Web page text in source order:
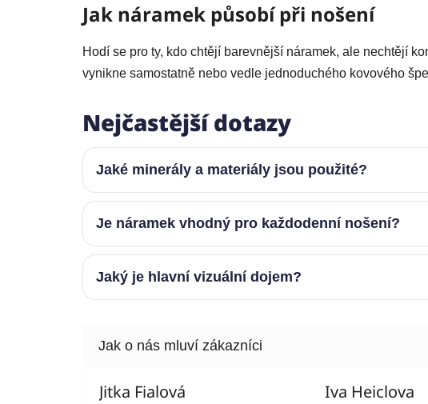
Jak náramek působí při nošení
Hodí se pro ty, kdo chtějí barevnější náramek, ale nechtějí
vynikne samostatně nebo vedle jednoduchého kovového
Nejčastější dotazy
Jaké minerály a materiály jsou použité?
Je náramek vhodný pro každodenní nošení?
Jaký je hlavní vizuální dojem?
Jitka Fialová Iva Heiclova